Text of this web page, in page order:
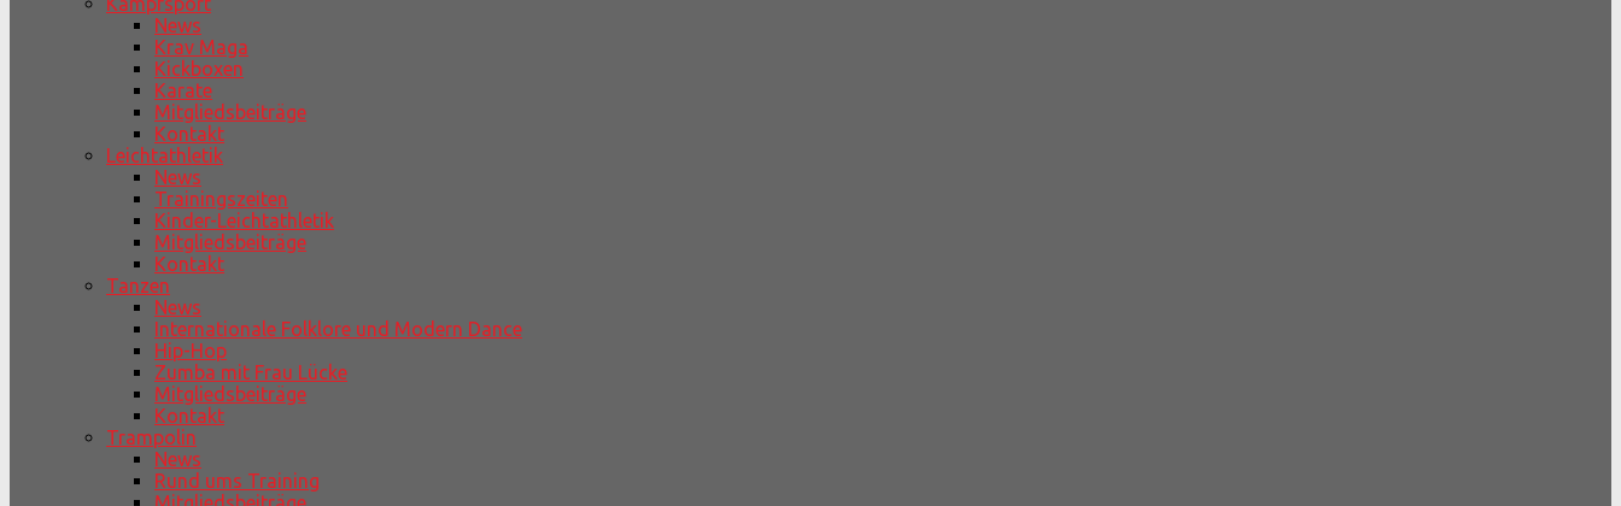
News
Krav Maga
Kickboxen
Karate
Mitgliedsbeiträge
Kontakt
Leichtathletik
News
Trainingszeiten
Kinder-Leichtathletik
Mitgliedsbeiträge
Kontakt
Tanzen
News
Internationale Folklore und Modern Dance
Hip-Hop
Zumba mit Frau Lücke
Mitgliedsbeiträge
Kontakt
Trampolin
News
Rund ums Training